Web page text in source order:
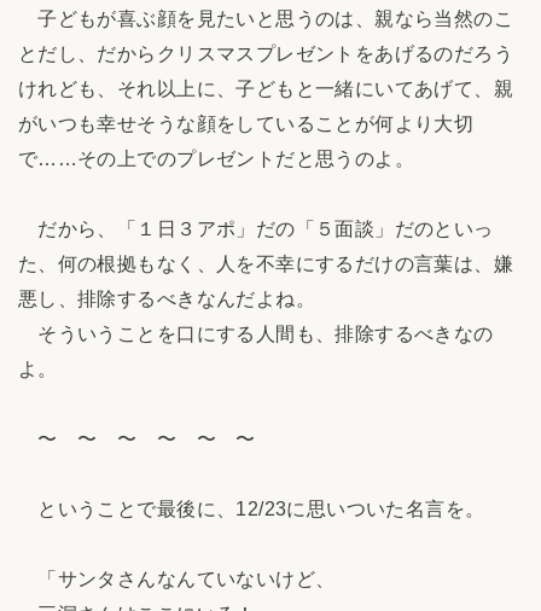
子どもが喜ぶ顔を見たいと思うのは、親なら当然のこ
とだし、だからクリスマスプレゼントをあげるのだろう
けれども、それ以上に、子どもと一緒にいてあげて、親
がいつも幸せそうな顔をしていることが何より大切
で……その上でのプレゼントだと思うのよ。
だから、「１日３アポ」だの「５面談」だのといっ
た、何の根拠もなく、人を不幸にするだけの言葉は、嫌
悪し、排除するべきなんだよね。
そういうことを口にする人間も、排除するべきなの
よ。
〜 〜 〜 〜 〜 〜
ということで最後に、12/23に思いついた名言を。
「サンタさんなんていないけど、